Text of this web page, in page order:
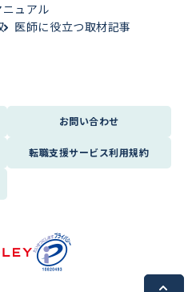
ュアル
医師に役立つ取材記事
お問い合わせ
転職支援サービス利用規約